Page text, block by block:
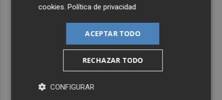
cookies.Política de privacidad
ACEPTAR TODO
RECHAZAR TODO
CONFIGURAR